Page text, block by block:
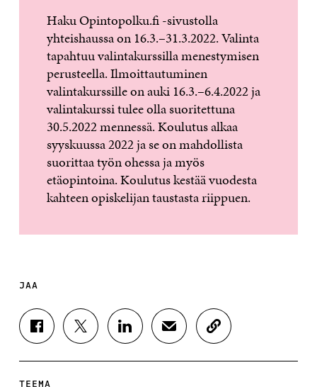
Haku Opintopolku.fi -sivustolla
yhteishaussa on 16.3.–31.3.2022. Valinta
tapahtuu valintakurssilla menestymisen
perusteella. Ilmoittautuminen
valintakurssille on auki 16.3.–6.4.2022 ja
valintakurssi tulee olla suoritettuna
30.5.2022 mennessä. Koulutus alkaa
syyskuussa 2022 ja se on mahdollista
suorittaa työn ohessa ja myös
etäopintoina. Koulutus kestää vuodesta
kahteen opiskelijan taustasta riippuen.
JAA
J
A
A
J
A
J
A
J
A
K
O
TEEMA